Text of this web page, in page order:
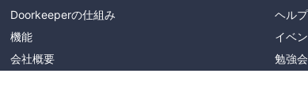
Doorkeeperの仕組み
機能
会社概要
ヘルプ
イベ
勉強